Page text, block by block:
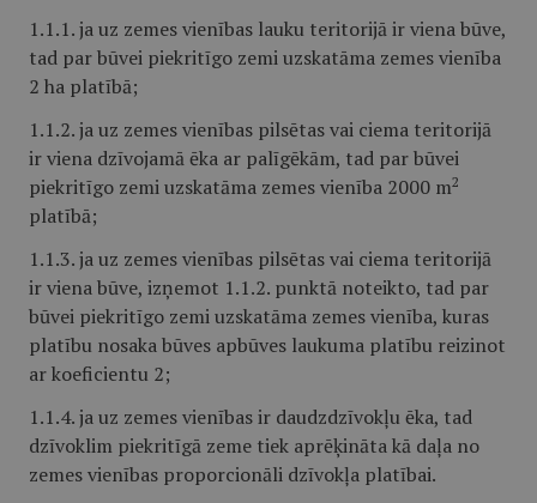
1.1.1. ja uz zemes vienības lauku teritorijā ir viena būve,
tad par būvei piekritīgo zemi uzskatāma zemes vienība
2 ha platībā;
1.1.2. ja uz zemes vienības pilsētas vai ciema teritorijā
ir viena dzīvojamā ēka ar palīgēkām, tad par būvei
piekritīgo zemi uzskatāma zemes vienība 2000 m2
platībā;
1.1.3. ja uz zemes vienības pilsētas vai ciema teritorijā
ir viena būve, izņemot 1.1.2. punktā noteikto, tad par
būvei piekritīgo zemi uzskatāma zemes vienība, kuras
platību nosaka būves apbūves laukuma platību reizinot
ar koeficientu 2;
1.1.4. ja uz zemes vienības ir daudzdzīvokļu ēka, tad
dzīvoklim piekritīgā zeme tiek aprēķināta kā daļa no
zemes vienības proporcionāli dzīvokļa platībai.